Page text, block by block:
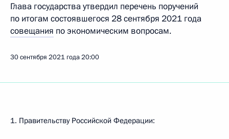
Глава государства утвердил перечень поручений
по итогам состоявшегося 28 сентября 2021 года
совещания по экономическим вопросам.
30 сентября 2021 года20:00
1. Правительству Российской Федерации: